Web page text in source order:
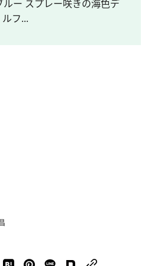
ルー スプレー咲きの海色デ
ルフ...